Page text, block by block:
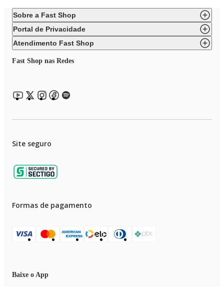
Sobre a Fast Shop
Portal de Privacidade
Atendimento Fast Shop
Fast Shop nas Redes
Site seguro
Formas de pagamento
Baixe o App